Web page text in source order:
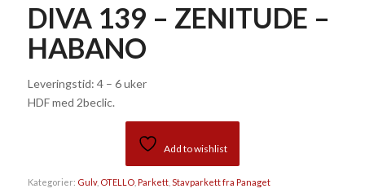
DIVA 139 – ZENITUDE –
HABANO
Leveringstid: 4 – 6 uker
HDF med 2beclic.
Add to wishlist
Kategorier: Gulv, OTELLO, Parkett, Stavparkett fra Panaget